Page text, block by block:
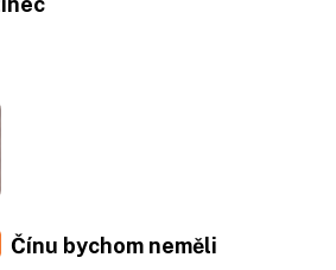
Čínu bychom neměli